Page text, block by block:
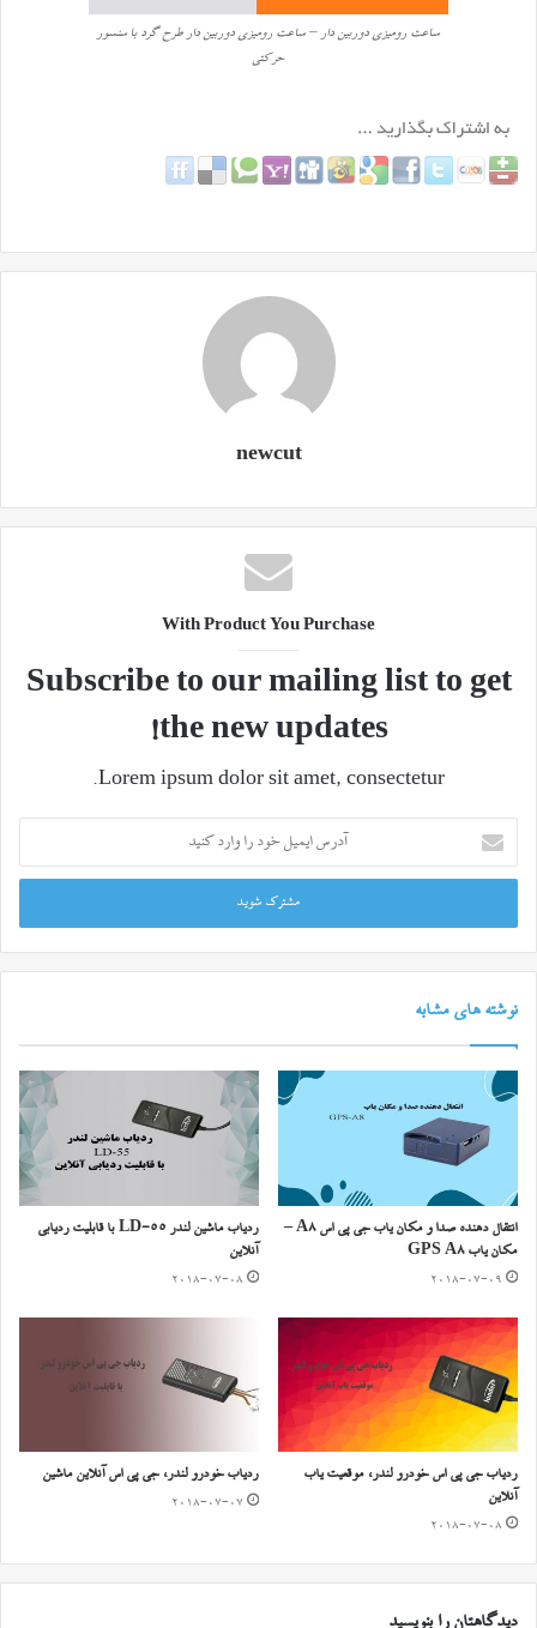
ساعت رومیزی دوربین دار – ساعت رومیزی دوربین دار طرح گرد با سنسور
حرکتی
newcut
With Product You Purchase
Subscribe to our mailing list to get
the new updates!
Lorem ipsum dolor sit amet, consectetur.
ایمیل
خود
وارد
کنید
نوشته های مشابه
انتقال دهنده صدا و مکان یاب جی پی اس A8 –
مکان یاب GPS A8
2018-07-09
ردیاب ماشین لندر LD-55 با قابلیت ردیابی
آنلاین
2018-07-08
ردیاب جی پی اس خودرو لندر، موقعیت یاب
آنلاین
2018-07-08
ردیاب خودرو لندر، جی پی اس آنلاین ماشین
2018-07-07
دیدگاهتان را بنویسید